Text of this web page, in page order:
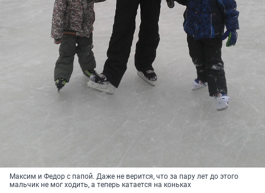
Максим и Федор с папой. Даже не верится, что за пару лет до этого
мальчик не мог ходить, а теперь катается на коньках